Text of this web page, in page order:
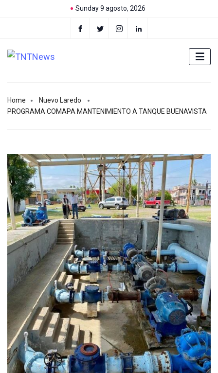
Sunday 9 agosto, 2026
Home
Nuevo Laredo
PROGRAMA COMAPA MANTENIMIENTO A TANQUE BUENAVISTA